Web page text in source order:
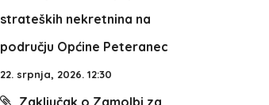
strateških nekretnina na
području Općine Peteranec
22. srpnja, 2026. 12:30
Zaključak o Zamolbi za